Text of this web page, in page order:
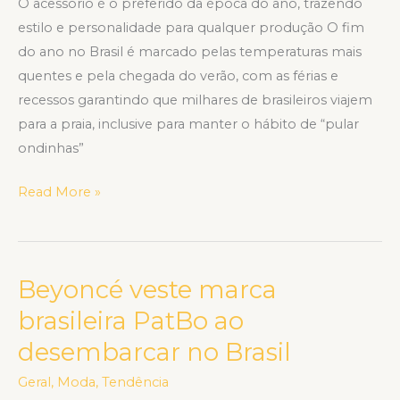
O acessório é o preferido da época do ano, trazendo
estilo e personalidade para qualquer produção O fim
do ano no Brasil é marcado pelas temperaturas mais
quentes e pela chegada do verão, com as férias e
recessos garantindo que milhares de brasileiros viajem
para a praia, inclusive para manter o hábito de “pular
ondinhas”
Read More »
Beyoncé veste marca
brasileira PatBo ao
desembarcar no Brasil
Geral, Moda, Tendência
Beyoncé
veste
marca
brasileira
PatBo